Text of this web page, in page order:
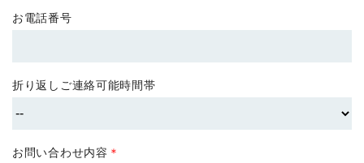
お電話番号
折り返しご連絡可能時間帯
お問い合わせ内容 ＊